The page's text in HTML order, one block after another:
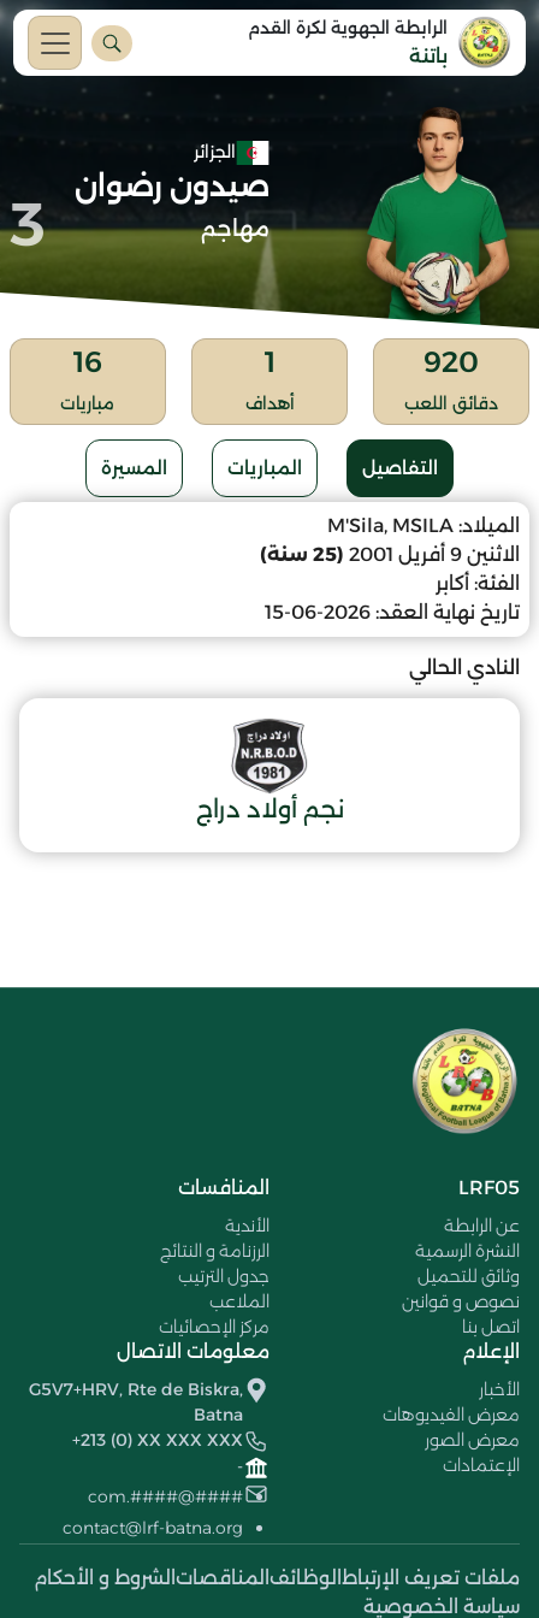
الرابطة الجهوية لكرة القدم
باتنة
الجزائر
صيدون رضوان
مهاجم 3
920
دقائق اللعب
1
أهداف
16
مباريات
التفاصيل المباريات المسيرة
الميلاد: M'Sila, MSILA
الاثنين 9 أفريل 2001
(25 سنة)
الفئة: أكابر
تاريخ نهاية العقد: 2026-06-15
النادي الحالي
نجم أولاد دراج
LRF05
عن الرابطة
النشرة الرسمية
وثائق للتحميل
نصوص و قوانين
اتصل بنا
المنافسات
الأندية
الرزنامة و النتائج
جدول الترتيب
الملاعب
مركز الإحصائيات
الإعلام
الأخبار
معرض الفيديوهات
معرض الصور
الإعتمادات
معلومات الاتصال
G5V7+HRV, Rte de Biskra,
Batna
+213 (0) XX XXX XXX
-
####@####.com
contact@lrf-batna.org
ملفات تعريف الإرتباط الوظائف المناقصات الشروط و الأحكام
سياسة الخصوصية